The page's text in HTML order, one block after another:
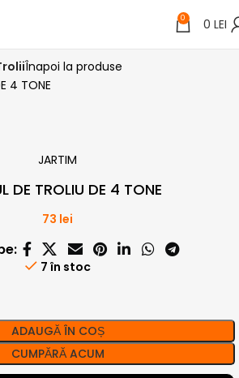
0 0 LEI
Înapoi la produse
JARTIM
DE TROLIU DE 4 TONE
73 lei
7 în stoc
ADAUGĂ ÎN COȘ
CUMPĂRĂ ACUM